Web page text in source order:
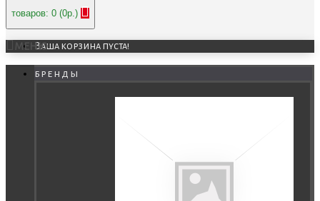
товаров: 0 (0р.)
Ваша корзина пуста!
МЕНЮ
бренды